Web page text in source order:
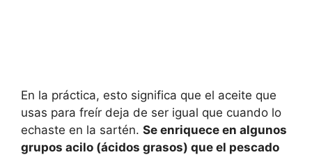
En la práctica, esto significa que el aceite que
usas para freír deja de ser igual que cuando lo
echaste en la sartén. Se enriquece en algunos
grupos acilo (ácidos grasos) que el pescado